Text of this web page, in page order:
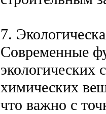
7.
Современные
экологических
химических
что важно с